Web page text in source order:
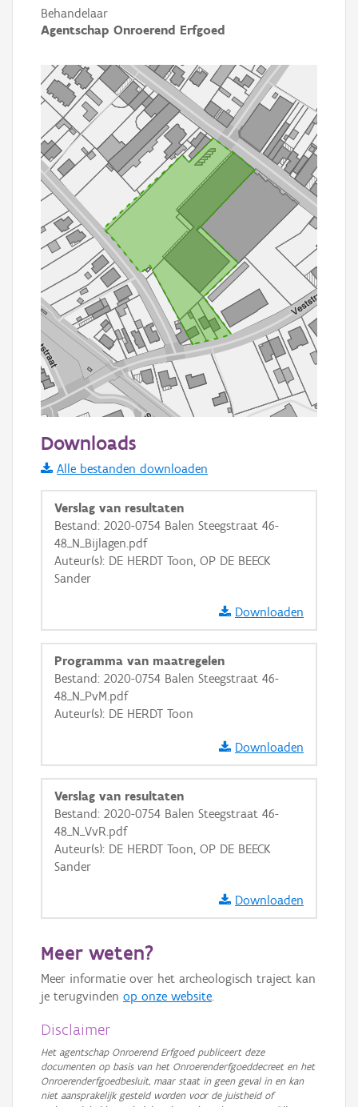
Behandelaar
Agentschap Onroerend Erfgoed
Informatie Vlaanderen
i
+ −
Basis Lagen
OSM-Basiskaart
GRB-Basiskaart in grijswaarden
Downloads
Alle bestanden downloaden
Verslag van resultaten
Bestand: 2020-0754 Balen Steegstraat 46-
48_N_Bijlagen.pdf
Auteur(s): DE HERDT Toon, OP DE BEECK
Sander
Downloaden
Programma van maatregelen
Bestand: 2020-0754 Balen Steegstraat 46-
48_N_PvM.pdf
Auteur(s): DE HERDT Toon
Downloaden
Verslag van resultaten
Bestand: 2020-0754 Balen Steegstraat 46-
48_N_VvR.pdf
Auteur(s): DE HERDT Toon, OP DE BEECK
Sander
Downloaden
Meer weten?
Meer informatie over het archeologisch traject kan
je terugvinden op onze website.
Disclaimer
Het agentschap Onroerend Erfgoed publiceert deze
documenten op basis van het Onroerenderfgoeddecreet en het
Onroerenderfgoedbesluit, maar staat in geen geval in en kan
niet aansprakelijk gesteld worden voor de juistheid of